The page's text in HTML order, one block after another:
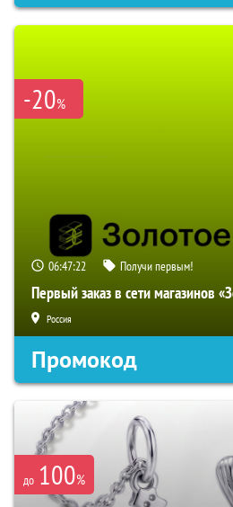
-20%
06:47:21 Получи первым!
Первый заказ в сети магазинов
Россия
Промокод
до 100%